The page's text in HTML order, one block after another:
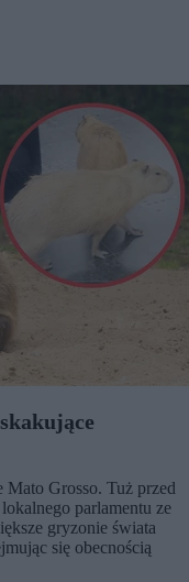
Mato Grosso. Tuż przed
parlamentu ze
gryzonie świata
się obecnością